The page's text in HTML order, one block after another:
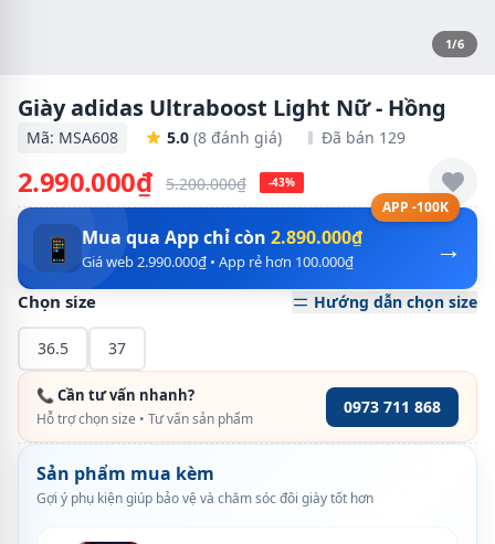
1/6
Giày adidas Ultraboost Light Nữ - Hồng
Mã: MSA608 5.0 (8 đánh giá) Đã bán 129
2.990.000₫ 5.200.000₫ -43%
APP -100K
→
📱 Mua qua App chỉ còn 2.890.000₫
Giá web 2.990.000₫ • App rẻ hơn 100.000₫
Chọn size Hướng dẫn chọn size
36.5 37
📞 Cần tư vấn nhanh?
Hỗ trợ chọn size • Tư vấn sản phẩm
0973 711 868
Sản phẩm mua kèm
Gợi ý phụ kiện giúp bảo vệ và chăm sóc đôi giày tốt hơn